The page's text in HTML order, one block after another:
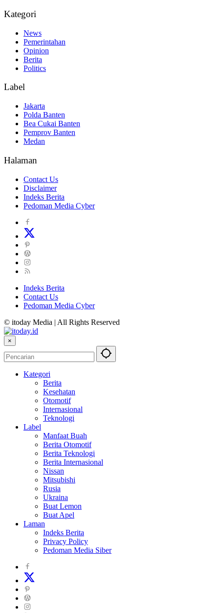
Kategori
News
Pemerintahan
Opinion
Berita
Politics
Label
Jakarta
Polda Banten
Bea Cukai Banten
Pemprov Banten
Medan
Halaman
Contact Us
Disclaimer
Indeks Berita
Pedoman Media Cyber
Indeks Berita
Contact Us
Pedoman Media Cyber
© itoday Media | All Rights Reserved
×
Kategori
Berita
Kesehatan
Otomotif
Internasional
Teknologi
Label
Manfaat Buah
Berita Otomotif
Berita Teknologi
Berita Internasional
Nissan
Mitsubishi
Rusia
Ukraina
Buat Lemon
Buat Apel
Laman
Indeks Berita
Privacy Policy
Pedoman Media Siber